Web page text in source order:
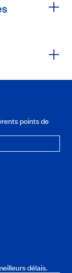
points de
délais.